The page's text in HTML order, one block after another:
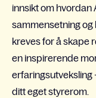
innsikt om hvordan
sammensetning og
kreves for å skape
en inspirerende
erfaringsutveksling
ditt eget styrerom.